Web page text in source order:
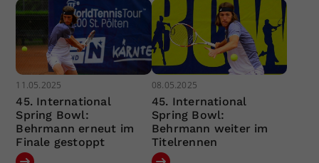
11.05.2025
45. International
Spring Bowl:
Behrmann erneut im
Finale gestoppt
08.05.2025
45. International
Spring Bowl:
Behrmann weiter im
Titelrennen